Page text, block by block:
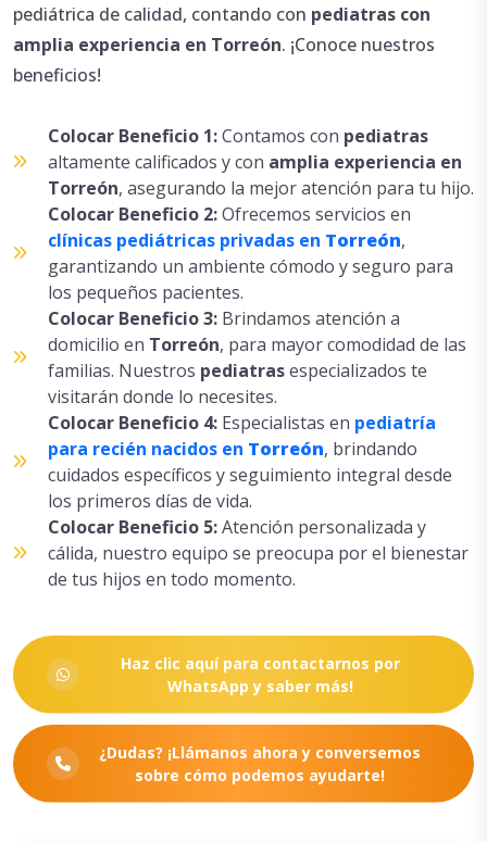
pediátrica de calidad, contando con pediatras con
amplia experiencia en Torreón. ¡Conoce nuestros
beneficios!
Colocar Beneficio 1:Contamos con pediatras
altamente calificados y con amplia experiencia en
Torreón, asegurando la mejor atención para tu hijo.
Colocar Beneficio 2:Ofrecemos servicios en
clínicas pediátricas privadas en Torreón,
garantizando un ambiente cómodo y seguro para
los pequeños pacientes.
Colocar Beneficio 3: Brindamos atención a
domicilio en Torreón, para mayor comodidad de las
familias. Nuestros pediatrasespecializados te
visitarán donde lo necesites.
Colocar Beneficio 4: Especialistas en pediatría
para recién nacidos en Torreón, brindando
cuidados específicos y seguimiento integral desde
los primeros días de vida.
Colocar Beneficio 5:Atención personalizada y
cálida, nuestro equipo se preocupa por el bienestar
de tus hijos en todo momento.
Haz clic aquí para contactarnos por
WhatsApp y saber más!
¿Dudas? ¡Llámanos ahora y conversemos
sobre cómo podemos ayudarte!